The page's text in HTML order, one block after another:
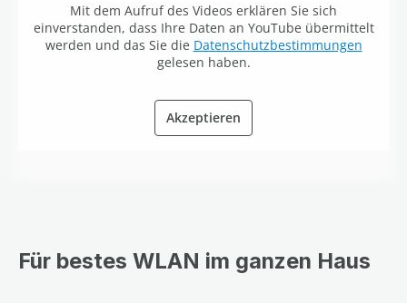
Mit dem Aufruf des Videos erklären Sie sich
einverstanden, dass Ihre Daten an YouTube übermittelt
werden und das Sie die Datenschutzbestimmungen
gelesen haben.
Akzeptieren
Für bestes WLAN im ganzen Haus